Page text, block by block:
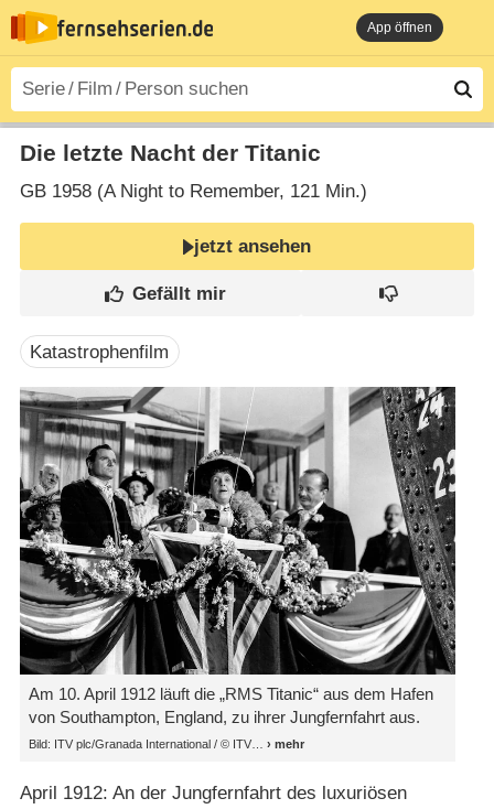
App öffnen
Die letzte Nacht der Titanic
GB1958 (A Night to Remember‎, 121 Min.)
jetzt ansehen
Katastrophenfilm
Am 10. April 1912 läuft die „RMS Titanic“ aus dem Hafen
von Southampton, England, zu ihrer Jungfernfahrt aus.
Bild: ITV plc/​Granada International /​ © ITV
April 1912: An der Jungfernfahrt des luxuriösen